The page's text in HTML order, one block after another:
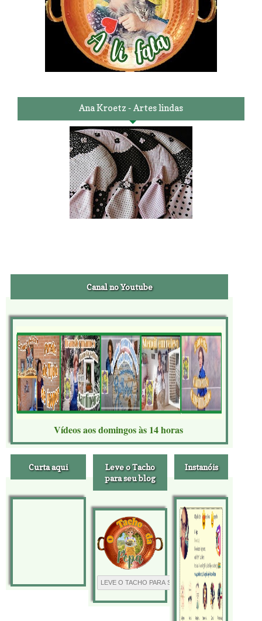
Ana Kroetz - Artes lindas
Canal no Youtube
Vídeos aos domingos às 14 horas
Curta aqui
Leve o Tacho
para seu blog
Instanóis